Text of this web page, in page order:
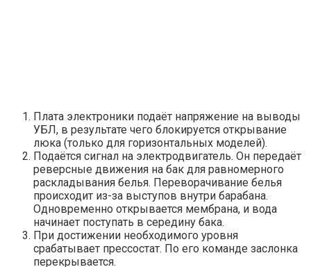
Плата электроники подаёт напряжение на выводы
УБЛ, в результате чего блокируется открывание
люка (только для горизонтальных моделей).
Подаётся сигнал на электродвигатель. Он передаёт
реверсные движения на бак для равномерного
раскладывания белья. Переворачивание белья
происходит из-за выступов внутри барабана.
Одновременно открывается мембрана, и вода
начинает поступать в середину бака.
При достижении необходимого уровня
срабатывает прессостат. По его команде заслонка
перекрывается.